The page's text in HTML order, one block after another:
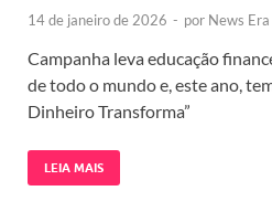
14 de janeiro de 2026 - por News Era
Campanha leva educação
de todo o mundo e, este ano,
Dinheiro Transforma”
LEIA MAIS